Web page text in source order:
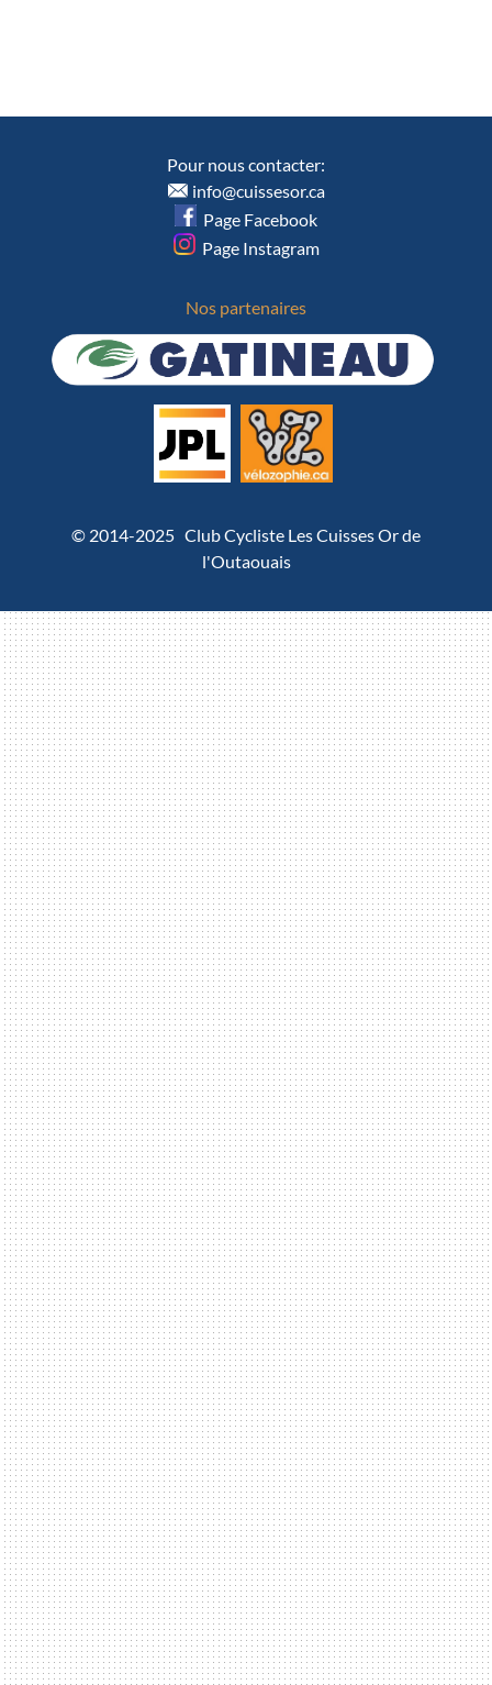
Nos partenaires
© 2014-2025 Club Cycliste Les Cuisses Or de
l'Outaouais
Pour nous contacter:
info@cuissesor.ca
Page Facebook
Page Instagram